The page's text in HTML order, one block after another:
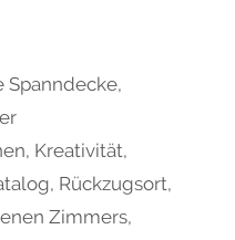
Spanndecke,
, Kreativität,
, Rückzugsort,
Zimmers,